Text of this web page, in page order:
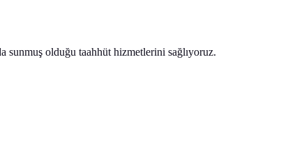
sunmuş olduğu taahhüt hizmetlerini sağlıyoruz.